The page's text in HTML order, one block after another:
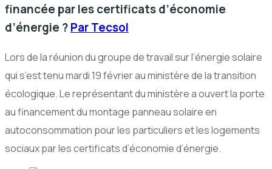
financée par les certificats d’économie
d’énergie ?Par Tecsol
Lors de la réunion du groupe de travail sur l’énergie solaire
qui s’est tenu mardi 19 février au ministère de la transition
écologique. Le représentant du ministère a ouvert la porte
au financement du montage panneau solaire en
autoconsommation pour les particuliers et les logements
sociaux par les certificats d’économie d’énergie.